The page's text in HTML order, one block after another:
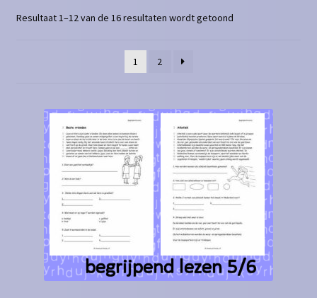
Contact
Privacy Policy
Winkelmand
Winkel
Resultaat 1–12 van de 16 resultaten wordt getoond
1 2